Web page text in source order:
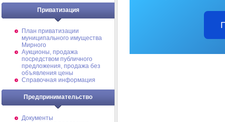
Приватизация
План приватизации
муниципального имущества
Мирного
Аукционы, продажа
посредством публичного
предложения, продажа без
объявления цены
Справочная информация
Предпринимательство
Документы